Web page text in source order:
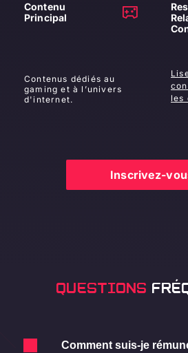
Contenu
Principal
Contenus dédiés au
gaming et à l’univers
d'internet.
les
Inscrivez-
QUESTIONS
Comment suis-je